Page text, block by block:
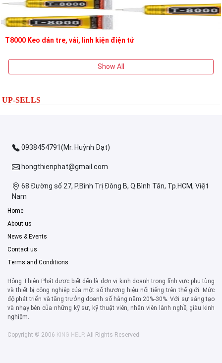
T8000 Keo dán tre, vải, linh kiện điện tử
Show All
UP-SELLS
0938454791(Mr. Huỳnh Đạt)
hongthienphat@gmail.com
68 Đường số 27, P.Bình Trị Đông B, Q.Bình Tân, Tp.HCM, Việt
Nam
Home
About us
News & Events
Contact us
Terms and Conditions
Hồng Thiên Phát được biết đến là đơn vị kinh doanh trong lĩnh vực phụ tùng
và thiết bị công nghiệp của một số thương hiệu nổi tiếng trên thế giới. Mức
độ phát triển và tăng trưởng doanh số hằng năm 20%-30%. Với sự sáng tạo
và nhạy bén của những kỹ sư, kỹ thuật viên, nhân viên lành nghề, giàu kinh
nghiệm.
Copyright © 2006 KING HELP. All Rights Reserved